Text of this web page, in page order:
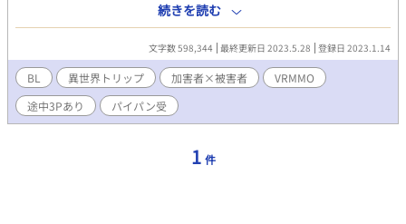
の実験体だと聞き、引き籠りに。 そんな折ギルと名乗る手癖の悪
い男を助けるが、手癖が悪いばかりかヤらせろと組み敷いてき
て……。痛みではなく快感を叩きこまれ、慰められたのは身体
か、心か。胸まで疼くのは人恋しいからか、それとも？ ワケア
リの二人がかみ合うまでの恋？模様。
続きを読む
文字数 598,344 最終更新日 2023.5.28 登録日 2023.1.14
BL 異世界トリップ 加害者×被害者
VRMMO
途中3Pあり
パイパン受
1 件